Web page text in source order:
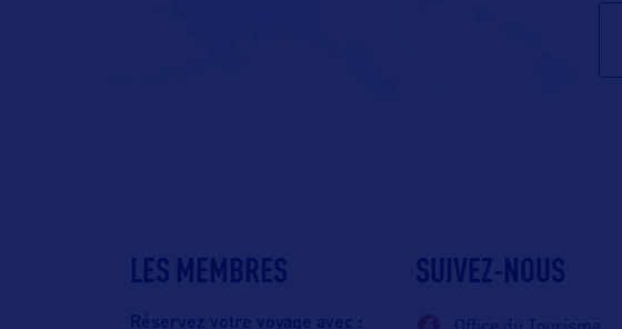
LES MEMBRES
Réservez votre voyage avec :
SUIVEZ-NOUS